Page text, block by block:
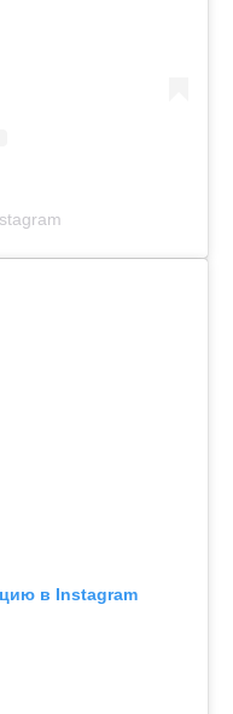
в Instagram